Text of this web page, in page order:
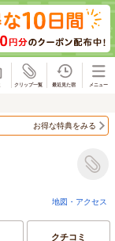
お得な特典をみる
地図・アクセス
クチコミ